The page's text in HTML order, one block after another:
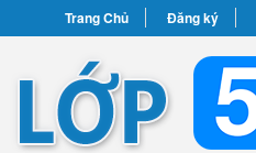
Trang Chủ Đăng ký